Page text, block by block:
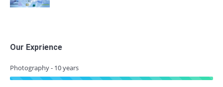
Our Exprience
Photography - 10 years